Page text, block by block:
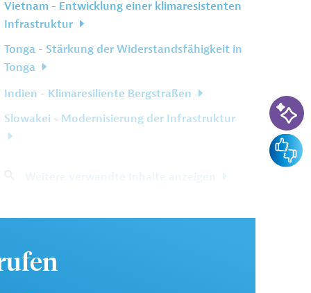
Vietnam - Entwicklung einer klimaresistenten
Infrastruktur
Tonga - Stärkung der Widerstandsfähigkeit in
Tonga
Indien - Klimaresiliente Bergstraßen
Slowakei - Modernisierung der Infrastruktur
KI-